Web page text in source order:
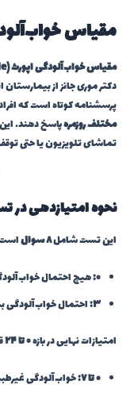
مقیاس
مقیاس خواب‌آلودگی اپورث (Epworth Sleepiness Scale)
دکتر موری جانز از
پرسشنامه کوتاه است که
مختلف روزمرهپاسخ دهند.
تماشای تلویزیون یا حتی
نحوه امتیازدهی در
این تست شامل۸ سوال است
۰: هیچ احتمال
۳: احتمال خواب‌آلودگی
امتیازات نهایی در بازه۰ تا ۲۴
۰ تا ۷:
خواب‌آلودگی